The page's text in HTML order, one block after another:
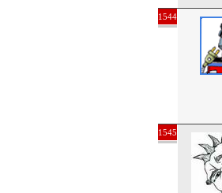
1544
1545